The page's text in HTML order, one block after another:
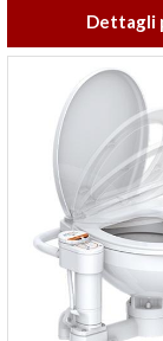
Dettagli